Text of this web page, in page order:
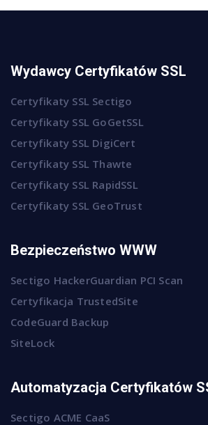
Wydawcy Certyfikatów SSL
Certyfikaty SSL Sectigo
Certyfikaty SSL GoGetSSL
Certyfikaty SSL DigiCert
Certyfikaty SSL Thawte
Certyfikaty SSL RapidSSL
Certyfikaty SSL GeoTrust
Bezpieczeństwo WWW
Sectigo HackerGuardian PCI Scan
Certyfikacja TrustedSite
CodeGuard Backup
SiteLock
Automatyzacja Certyfikatów
Sectigo ACME CaaS